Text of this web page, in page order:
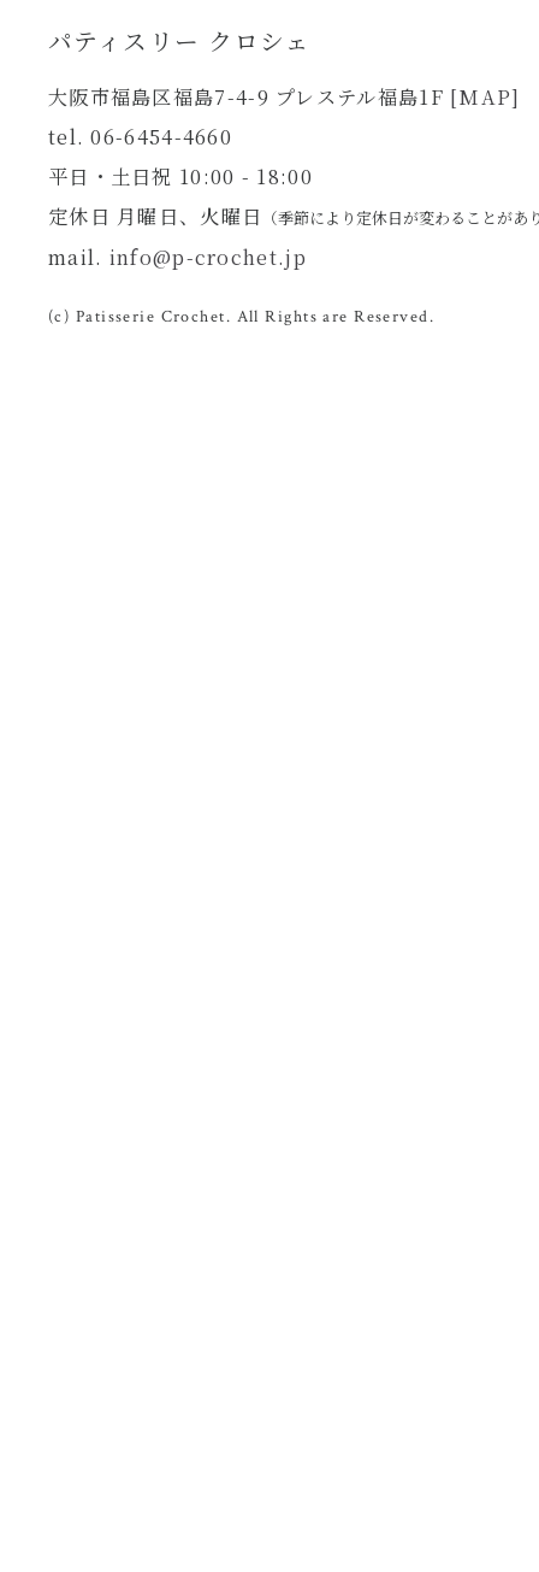
パティスリー クロシェ
大阪市福島区福島7-4-9 プレステル福島1F [MAP]
tel. 06-6454-4660
平日・土日祝 10:00 - 18:00
定休日 月曜日、火曜日 （季節により定休日が変わることがあ
mail. info@p-crochet.jp
(c) Patisserie Crochet. All Rights are Reserved.